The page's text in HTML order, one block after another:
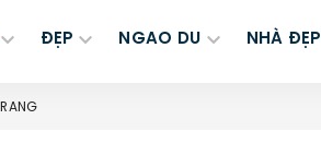
ĐẸP NGAO DU NHÀ ĐẸP